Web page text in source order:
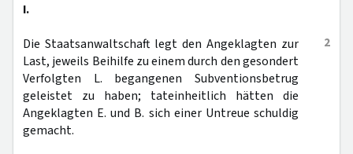
I.
2
Die Staatsanwaltschaft legt den Angeklagten zur
Last, jeweils Beihilfe zu einem durch den gesondert
Verfolgten L. begangenen Subventionsbetrug
geleistet zu haben; tateinheitlich hätten die
Angeklagten E. und B. sich einer Untreue schuldig
gemacht.